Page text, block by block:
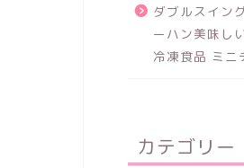
ダブルスイン
ーハン美味し
冷凍食品 ミニ
カテゴリー